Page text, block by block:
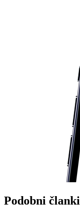
Podobni članki